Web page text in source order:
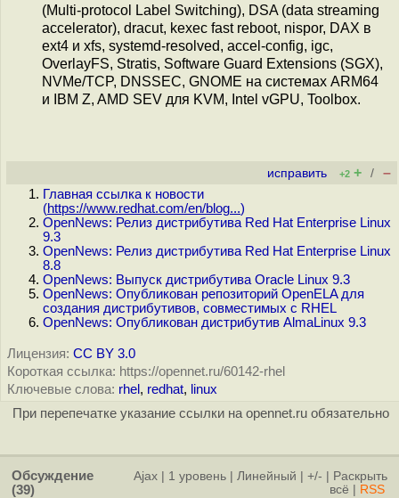
(Multi-protocol Label Switching), DSA (data streaming
accelerator), dracut, kexec fast reboot, nispor, DAX в
ext4 и xfs, systemd-resolved, accel-config, igc,
OverlayFS, Stratis, Software Guard Extensions (SGX),
NVMe/TCP, DNSSEC, GNOME на системах ARM64
и IBM Z, AMD SEV для KVM, Intel vGPU, Toolbox.
исправить +2 + / –
Главная ссылка к новости
(https://www.redhat.com/en/blog...)
OpenNews: Релиз дистрибутива Red Hat Enterprise Linux
9.3
OpenNews: Релиз дистрибутива Red Hat Enterprise Linux
8.8
OpenNews: Выпуск дистрибутива Oracle Linux 9.3
OpenNews: Опубликован репозиторий OpenELA для
создания дистрибутивов, совместимых с RHEL
OpenNews: Опубликован дистрибутив AlmaLinux 9.3
Лицензия: CC BY 3.0
Короткая ссылка: https://opennet.ru/60142-rhel
Ключевые слова: rhel , redhat, linux
При перепечатке указание ссылки на opennet.ru обязательно
Обсуждение
(39)
Ajax 1 уровень Линейный +/-
Раскрыть
всё
RSS